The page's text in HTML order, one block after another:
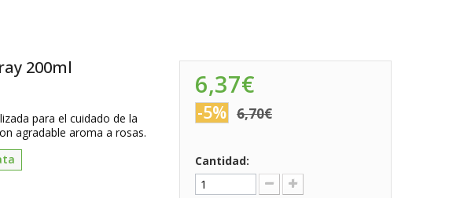
200ml
para el cuidado de la
agradable aroma a rosas.
6,37€
-5% 6,70€
Cantidad: